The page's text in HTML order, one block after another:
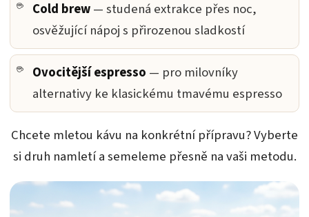
Cold brew— studená extrakce přes noc,
osvěžující nápoj s přirozenou sladkostí
Ovocitější espresso — pro milovníky
alternativy ke klasickému tmavému espresso
Chcete mletou kávu na konkrétní přípravu? Vyberte
si druh namletí a semeleme přesně na vaši metodu.